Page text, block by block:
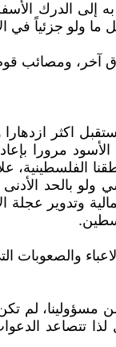
إلى الدرك
ما ولو جزئياً في
مرورا
الفلسطينية،
بالحد الأدنى
وتدوير
سوف ينتقل الى عام ٢٠١٩ وهو ما
مسؤولينا، لم
تتصاعد الدعوات